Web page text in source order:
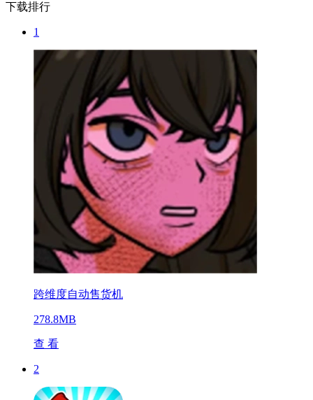
下载排行
1
跨维度自动售货机
278.8MB
查 看
2